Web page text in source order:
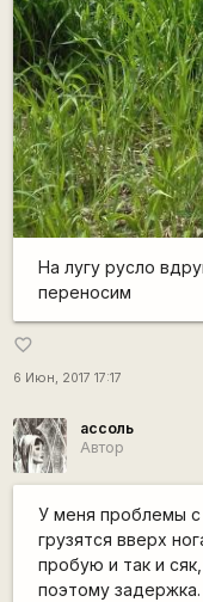
На лугу русло
переносим
favorite_border
6 Июн, 2017 17:17
ассоль
Автор
У меня проблемы с
грузятся вверх
пробую и так и
поэтому задержка.